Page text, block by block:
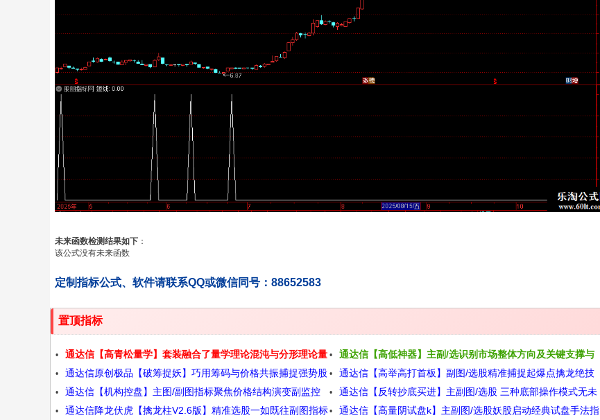
未来函数检测结果如下 ：
该公式没有未来函数
定制指标公式、软件请联系QQ或微信同号：88652583
置顶指标
通达信【高青松量学】套装融合了量学理论混沌与分形理论量
学大师作品源码
通达信【高低神器】主副/选识别市场整体方向及关键支撑与
压力位源码
通达信原创极品【破筹捉妖】巧用筹码与价格共振捕捉强势股
起爆点源码
通达信【高举高打首板】副图/选股精准捕捉起爆点擒龙绝技
源码
通达信【机构控盘】主图/副图指标聚焦价格结构演变副监控
机构资金动向源码
通达信【反转抄底买进】主副图/选股 三种底部操作模式无未
来函数手机电脑通用
通达信降龙伏虎【擒龙柱V2.6版】精准选股一如既往副图指标 通达信【高量阴试盘k】主副图/选股妖股启动经典试盘手法指